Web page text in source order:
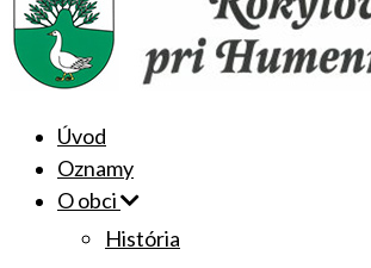
Úvod
Oznamy
O obci
História